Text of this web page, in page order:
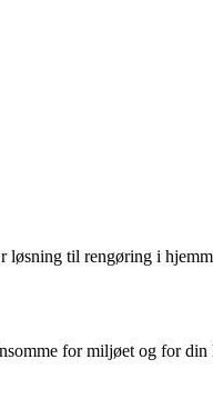
til rengøring i
for miljøet og for